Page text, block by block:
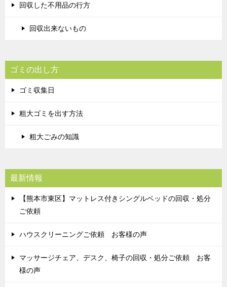
回収した不用品の行方
回収出来ないもの
ゴミの出し方
ゴミ収集日
粗大ゴミを出す方法
粗大ごみの知識
最新情報
【熊本市東区】マットレス付きシングルベッドの回収・処分
ご依頼
ハウスクリーニングご依頼 お客様の声
マッサージチェア、デスク、椅子の回収・処分ご依頼 お客
様の声